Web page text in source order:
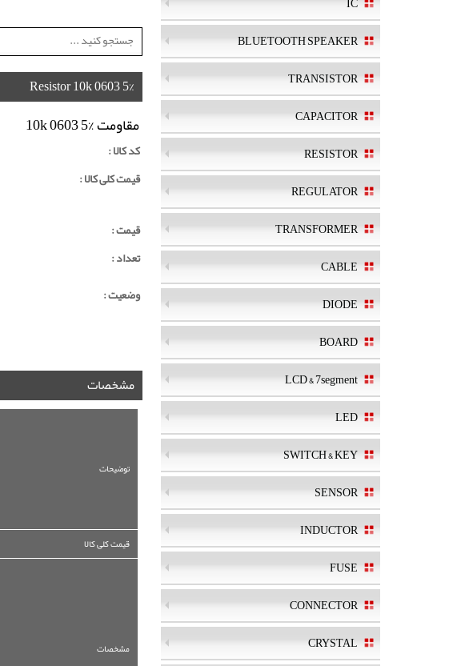
BLUETOOTH SPEAKER
TRANSISTOR
CAPACITOR
RESISTOR
REGULATOR
TRANSFORMER
CABLE
DIODE
BOARD
LCD & 7segment
LED
SWITCH & KEY
SENSOR
INDUCTOR
FUSE
CONNECTOR
CRYSTAL
Resistor 10k 0603 5%
مقاومت 10k 0603 5%
کد کالا :
قیمت کلی کالا :
قیمت :
تعداد :
وضعیت :
مشخصات
توضیحات
قیمت کلی کالا
مشخصات